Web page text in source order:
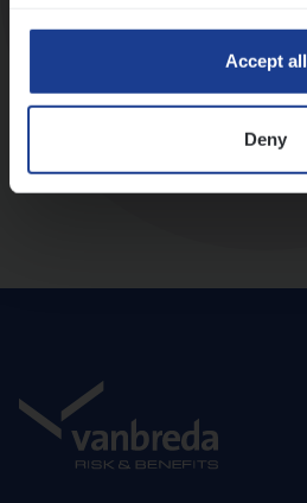
Accept all
Deny